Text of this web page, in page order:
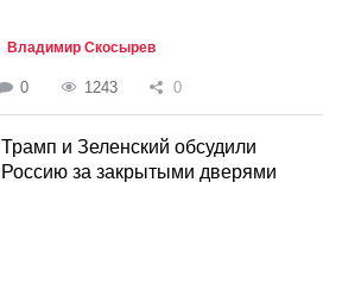
Владимир Скосырев
0 1243 0
Трамп и Зеленский обсудили
Россию за закрытыми дверями